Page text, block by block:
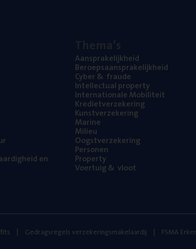
en
Aan­spra­ke­lijk­heid
Beroeps­aan­spra­ke­lijk­heid
Cyber& fraude
Intel­lec­tu­al property
Inter­na­ti­o­na­le Mobiliteit
Kre­diet­ver­ze­ke­ring
Kunst­ver­ze­ke­ring
Mari­ne
Mili­eu
Oogst­ver­ze­ke­ring
Per­so­nen
Pro­per­ty
Voer­tuig& vloot
Gedragsregels verzekeringsmakelaardij FSMA